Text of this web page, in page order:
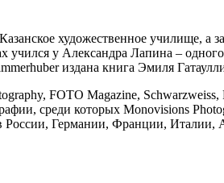
художественное училище, а
у Александра Лапина –
издана книга Эмиля
FOTO Magazine,
среди которых Monovisions
России, Германии, Франции,